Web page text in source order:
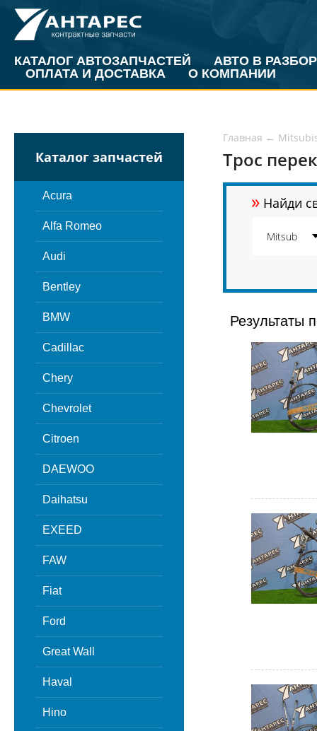
КАТАЛОГ АВТОЗАПЧАСТЕЙ
АВТО В РАЗБОР
ОПЛАТА И ДОСТАВКА
О КОМПАНИИ
Каталог запчастей
Acura
Alfa Romeo
Audi
Bentley
BMW
Cadillac
Chery
Chevrolet
Citroen
DAEWOO
Daihatsu
EXEED
FAW
Fiat
Ford
Great Wall
Haval
Hino
Главная ←
Трос
» Найди
Результаты